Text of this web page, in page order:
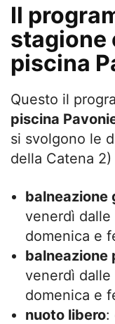
Il
stagione
piscina
Questo il
piscina
si svolgono le
della Catena 2)
balneazione
venerdì dalle
domenica e
balneazione
venerdì dalle
domenica e
nuoto libero: